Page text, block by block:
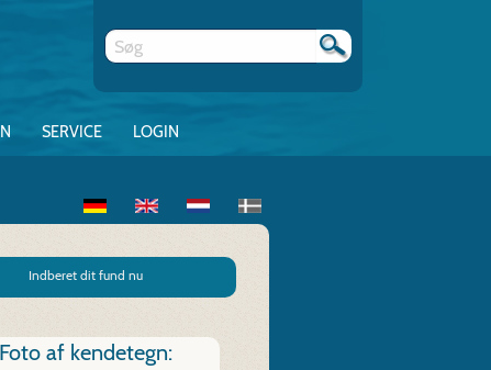
SERVICE LOGIN
Indberet dit fund nu
Foto af kendetegn: